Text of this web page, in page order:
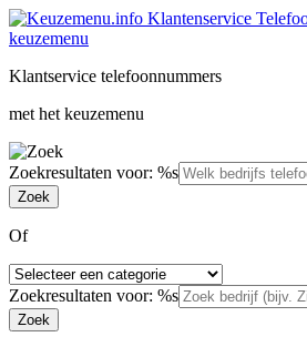
Klantservice telefoonnummers
met het keuzemenu
Zoekresultaten voor: %s
Of
Zoekresultaten voor: %s